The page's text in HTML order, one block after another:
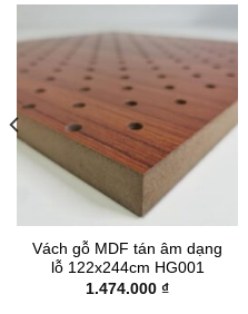
Vách gỗ MDF tán âm dạng
lỗ 122x244cm HG001
1.474.000 ₫